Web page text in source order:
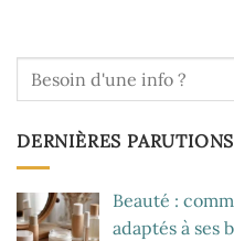
DERNIÈRES PARUTIONS
Beauté :
adaptés à ses